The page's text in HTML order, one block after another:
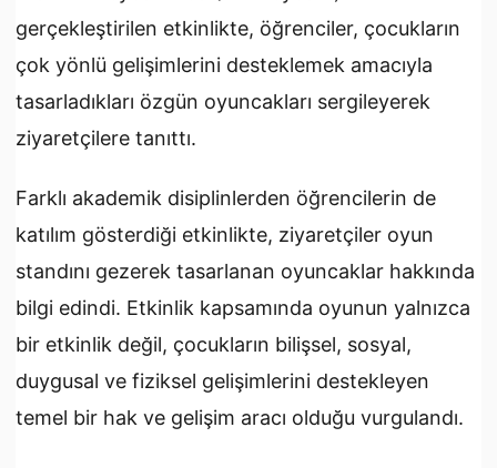
gerçekleştirilen etkinlikte, öğrenciler, çocukların
çok yönlü gelişimlerini desteklemek amacıyla
tasarladıkları özgün oyuncakları sergileyerek
ziyaretçilere tanıttı.
Farklı akademik disiplinlerden öğrencilerin de
katılım gösterdiği etkinlikte, ziyaretçiler oyun
standını gezerek tasarlanan oyuncaklar hakkında
bilgi edindi. Etkinlik kapsamında oyunun yalnızca
bir etkinlik değil, çocukların bilişsel, sosyal,
duygusal ve fiziksel gelişimlerini destekleyen
temel bir hak ve gelişim aracı olduğu vurgulandı.